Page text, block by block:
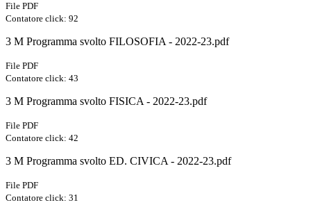
File PDF
Contatore click: 92
3 M Programma svolto FILOSOFIA - 2022-23.pdf
File PDF
Contatore click: 43
3 M Programma svolto FISICA - 2022-23.pdf
File PDF
Contatore click: 42
3 M Programma svolto ED. CIVICA - 2022-23.pdf
File PDF
Contatore click: 31